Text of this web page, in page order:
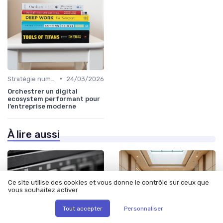
•
24/03/2026
Orchestrer un digital
ecosystem performant pour
l’entreprise moderne
À lire aussi
Ce site utilise des cookies et vous donne le contrôle sur ceux que
vous souhaitez activer
Tout accepter Personnaliser